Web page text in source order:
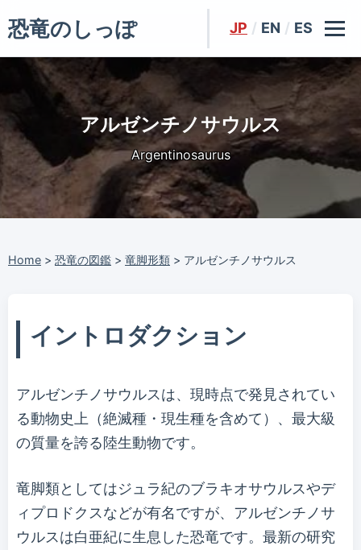
恐竜のしっぽ JP / EN / ES
アルゼンチノサウルス
Argentinosaurus
Home > 恐竜の図鑑 > 竜脚形類 > アルゼンチノサウルス
イントロダクション
アルゼンチノサウルスは、現時点で発見されてい
る動物史上（絶滅種・現生種を含めて）、最大級
の質量を誇る陸生動物です。
竜脚類としてはジュラ紀のブラキオサウルスやデ
ィプロドクスなどが有名ですが、アルゼンチノサ
ウルスは白亜紀に生息した恐竜です。最新の研究